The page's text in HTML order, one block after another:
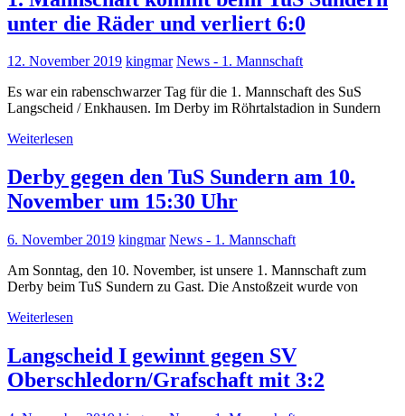
unter die Räder und verliert 6:0
12. November 2019 kingmar News - 1. Mannschaft
Es war ein rabenschwarzer Tag für die 1. Mannschaft des SuS
Langscheid / Enkhausen. Im Derby im Röhrtalstadion in Sundern
Weiterlesen
Derby gegen den TuS Sundern am 10.
November um 15:30 Uhr
6. November 2019 kingmar News - 1. Mannschaft
Am Sonntag, den 10. November, ist unsere 1. Mannschaft zum
Derby beim TuS Sundern zu Gast. Die Anstoßzeit wurde von
Weiterlesen
Langscheid I gewinnt gegen SV
Oberschledorn/Grafschaft mit 3:2